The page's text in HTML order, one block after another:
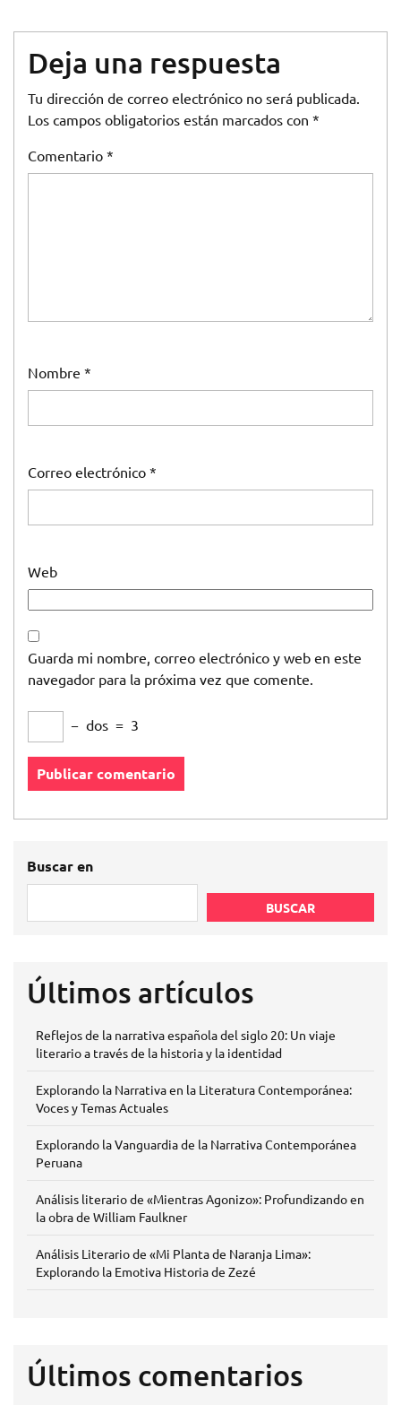
Deja una respuesta
Tu dirección de correo electrónico no será publicada.
Los campos obligatorios están marcados con *
Comentario *
Nombre *
Correo electrónico *
Web
Guarda mi nombre, correo electrónico y web en este
navegador para la próxima vez que comente.
− dos = 3
Buscar en
BUSCAR
Últimos artículos
Reflejos de la narrativa española del siglo 20: Un viaje
literario a través de la historia y la identidad
Explorando la Narrativa en la Literatura Contemporánea:
Voces y Temas Actuales
Explorando la Vanguardia de la Narrativa Contemporánea
Peruana
Análisis literario de «Mientras Agonizo»: Profundizando en
la obra de William Faulkner
Análisis Literario de «Mi Planta de Naranja Lima»:
Explorando la Emotiva Historia de Zezé
Últimos comentarios